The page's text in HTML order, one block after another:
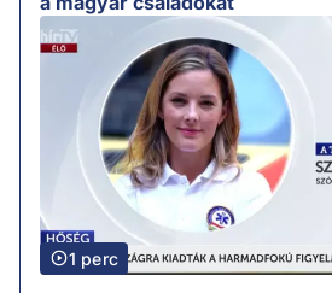
1 perc